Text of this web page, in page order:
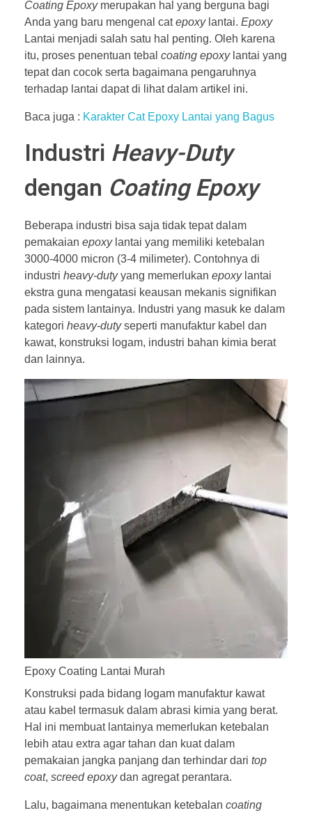
Coating Epoxymerupakan hal yang berguna bagi
Anda yang baru mengenal catepoxylantai. Epoxy
Lantai menjadi salah satu hal penting. Oleh karena
itu, proses penentuan tebal coating epoxylantai yang
tepat dan cocok serta bagaimana pengaruhnya
terhadap lantai dapat di lihat dalam artikel ini.
Baca juga : Karakter Cat Epoxy Lantai yang Bagus
Industri Heavy-Duty
dengan Coating Epoxy
Beberapa industri bisa saja tidak tepat dalam
pemakaian epoxylantai yang memiliki ketebalan
3000-4000 micron (3-4 milimeter). Contohnya di
industri heavy-dutyyang memerlukan epoxylantai
ekstra guna mengatasi keausan mekanis signifikan
pada sistem lantainya. Industri yang masuk ke dalam
kategori heavy-dutyseperti manufaktur kabel dan
kawat, konstruksi logam, industri bahan kimia berat
dan lainnya.
Epoxy Coating Lantai Murah
Konstruksi pada bidang logam manufaktur kawat
atau kabel termasuk dalam abrasi kimia yang berat.
Hal ini membuat lantainya memerlukan ketebalan
lebih atau extra agar tahan dan kuat dalam
pemakaian jangka panjang dan terhindar dari top
coat, screed epoxydan agregat perantara.
Lalu, bagaimana menentukan ketebalan coating